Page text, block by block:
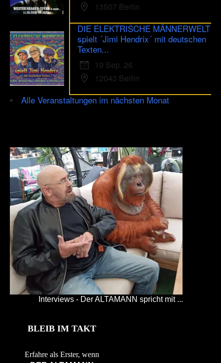
13507 Berlin
DIE ELEKTRISCHE MÄNNERWELT
spielt ´Jimi Hendrix´ mit deutschen
Texten...
19 Sep. 26
12043 Berlin
Alle Veranstaltungen im nächsten Monat
Interviews - Der ALTAMANN spricht mit ...
BLEIB IM TAKT
Erfahre als Erster, wenn